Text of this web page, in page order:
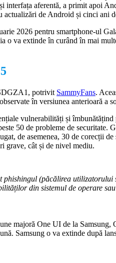
interfața aferentă, a primit apoi
actualizări de Android și cinci ani
2026 pentru smartphone-ul
va extinde în curând în mai
potrivit SammyFans.
în versiunea anterioară a
vulnerabilități și
50 de probleme de securitate.
de asemenea, 30 de corecții de
grave, cât și de nivel mediu.
(păcălirea utilizatorului
din sistemul de operare
majoră One UI de la Samsung,
Samsung o va extinde după